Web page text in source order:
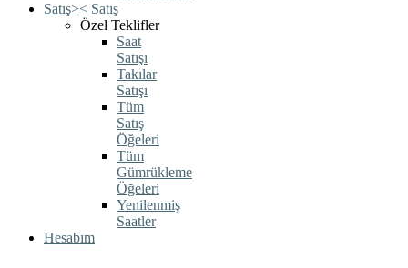
Satış>< Satış
Özel Teklifler
Saat
Satışı
Takılar
Satışı
Tüm
Satış
Öğeleri
Tüm
Gümrükleme
Öğeleri
Yenilenmiş
Saatler
Hesabım